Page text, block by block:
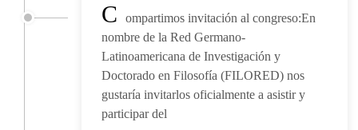
C
ompartimos invitación al congreso:En
nombre de la Red Germano-
Latinoamericana de Investigación y
Doctorado en Filosofía (FILORED) nos
gustaría invitarlos oficialmente a asistir y
participar del